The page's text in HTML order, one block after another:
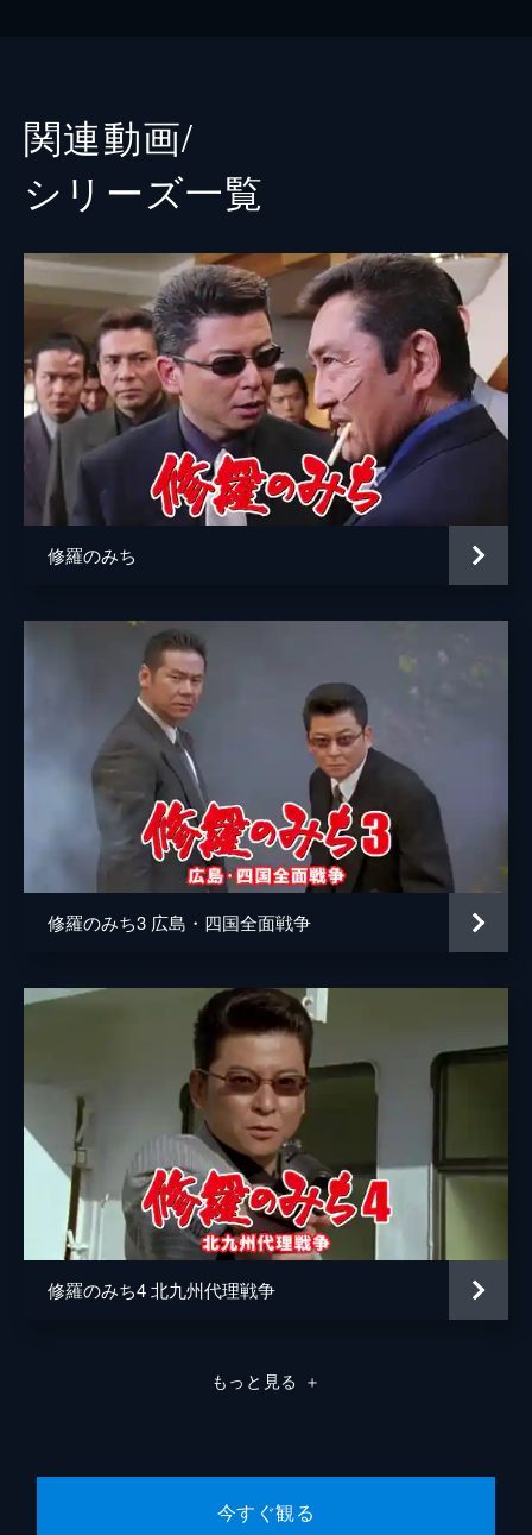
監督 小沢啓一
脚本 井上鉄勇
原作 鈴川鉄久
関連動画/
シリーズ⼀覧
修羅のみち
修羅のみち3 広島・四国全面戦争
修羅のみち4 北九州代理戦争
もっと見る ＋
今すぐ観る